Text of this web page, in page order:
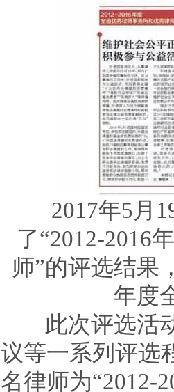
2017年5月19
了“2012-2016
师”的评选结果
年度
此次评选活动
议等一系列评选
名律师为“2012-